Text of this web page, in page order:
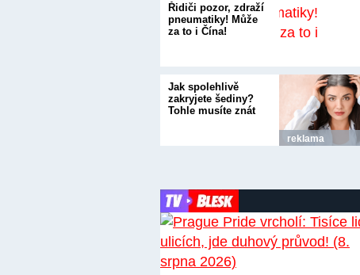
Řidiči pozor, zdraží
pneumatiky! Může
za to i Čína!
Jak spolehlivě
zakryjete šediny?
Tohle musíte znát
reklama